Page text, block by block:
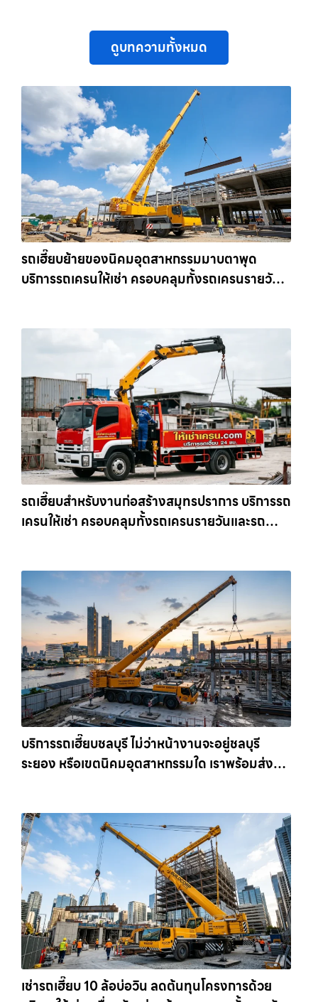
ดูบทความทั้งหมด
รถเฮี๊ยบย้ายของนิคมอุตสาหกรรมมาบตาพุด
บริการรถเครนให้เช่า ครอบคลุมทั้งรถเครนรายวัน
รถเฮี๊ยบสำหรับงานก่อสร้างสมุทรปราการ บริการรถ
เครนให้เช่า ครอบคลุมทั้งรถเครนรายวันและรถ
บริการรถเฮี๊ยบชลบุรี ไม่ว่าหน้างานจะอยู่ชลบุรี
ระยอง หรือเขตนิคมอุตสาหกรรมใด เราพร้อมส่งรถ
เช่ารถเฮี๊ยบ 10 ล้อบ่อวิน ลดต้นทุนโครงการด้วย